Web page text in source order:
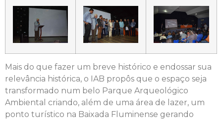
Mais do que fazer um breve histórico e endossar sua
relevância histórica, o IAB propôs que o espaço seja
transformado num belo Parque Arqueológico
Ambiental criando, além de uma área de lazer, um
ponto turístico na Baixada Fluminense gerando